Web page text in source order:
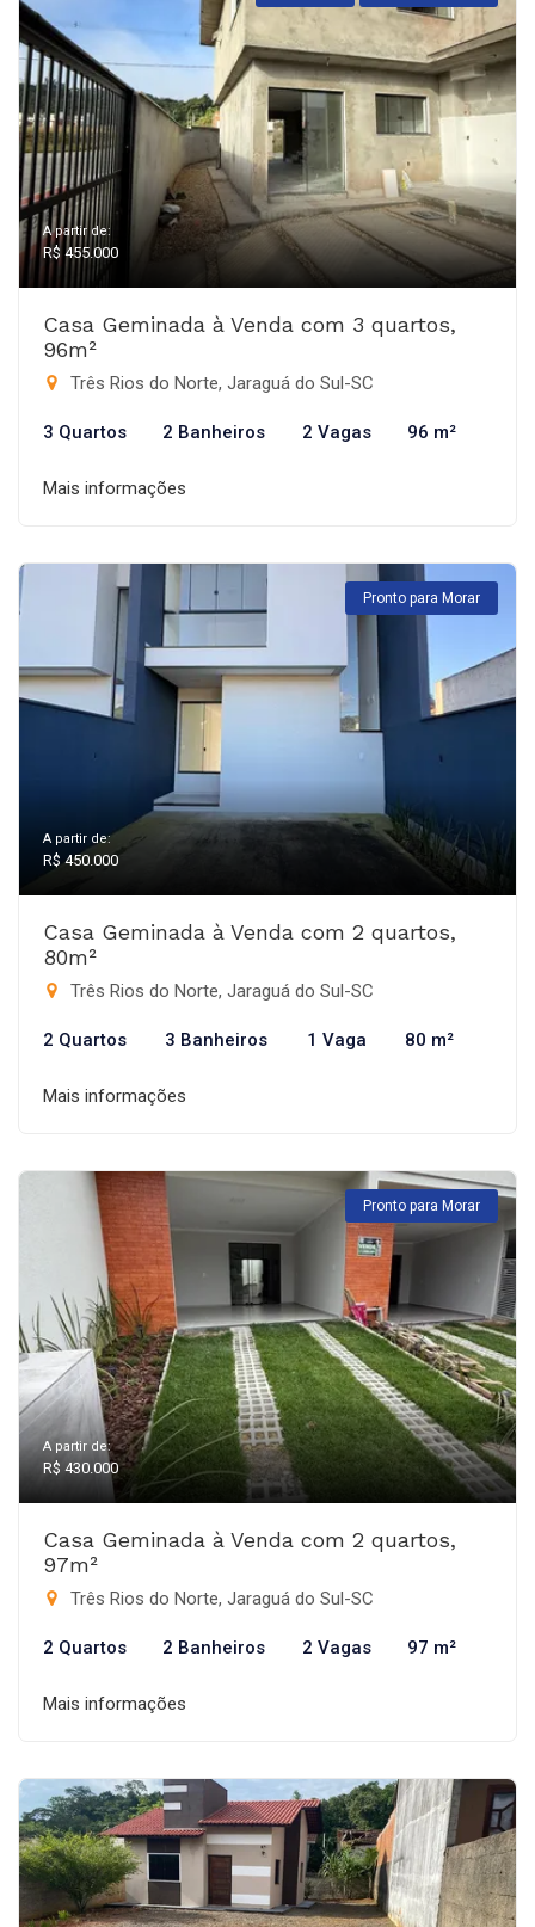
A partir de:
R$ 455.000
Casa Geminada à Venda com 3 quartos,
96m²
Três Rios do Norte, Jaraguá do Sul-SC
3 Quartos 2 Banheiros 2 Vagas 96 m²
Mais informações
Pronto para Morar
A partir de:
R$ 450.000
Casa Geminada à Venda com 2 quartos,
80m²
Três Rios do Norte, Jaraguá do Sul-SC
2 Quartos 3 Banheiros 1 Vaga 80 m²
Mais informações
Pronto para Morar
A partir de:
R$ 430.000
Casa Geminada à Venda com 2 quartos,
97m²
Três Rios do Norte, Jaraguá do Sul-SC
2 Quartos 2 Banheiros 2 Vagas 97 m²
Mais informações